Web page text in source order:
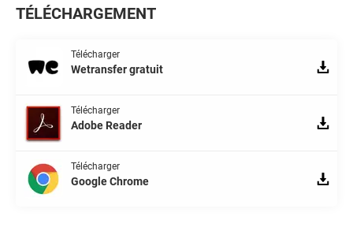
TÉLÉCHARGEMENT
Télécharger
Wetransfer gratuit
Télécharger
Adobe Reader
Télécharger
Google Chrome